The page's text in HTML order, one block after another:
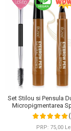
Set Stilou si Pensula
Micropigmentarea
Efect Natural de
Aspect de
PRP: 75,00